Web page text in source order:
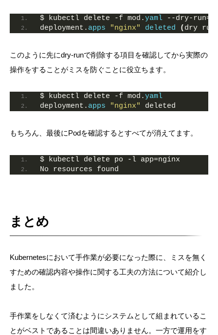
$ kubectl delete -f mod.yaml --dry-
deployment. apps "nginx" deleted ( dry run
このように先にdry-runで削除する項目を確認してから実際の
操作をすることがミスを防ぐことに役立ちます。
$ kubectl delete -f mod.yaml
deployment. apps "nginx" deleted
もちろん、最後にPodを確認するとすべてが消えてます。
$ kubectl delete po -l app=nginx
No resources found
まとめ
Kubernetesにおいて手作業が必要になった際に、ミスを無く
すための確認内容や操作に関する工夫の方法について紹介し
ました。
手作業をしなくて済むようにシステムとして組まれているこ
とがベストであることは間違いありません。一方で運用をす